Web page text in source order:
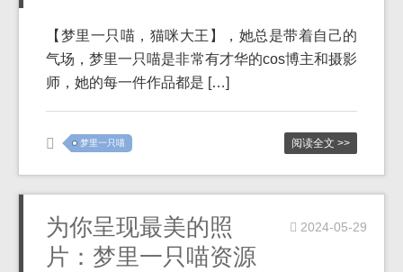
【梦里一只喵，猫咪大王】，她总是带着自己的
气场，梦里一只喵是非常有才华的cos博主和摄影
师，她的每一件作品都是 […]
梦里一只喵 阅读全文 >>
为你呈现最美的照
片：梦里一只喵资源
2024-05-29